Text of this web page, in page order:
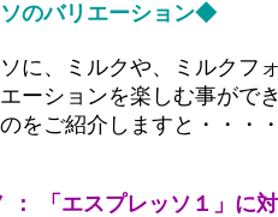
のバリエーション◆
に、ミルクや、ミルクフ
ーションを楽しむ事ができ
をご紹介しますと・・・・
： 「エスプレッソ１」に